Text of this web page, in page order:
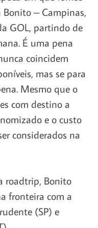
Bonito – Campinas,
GOL, partindo de
É uma pena
coincidem
mas se para
Mesmo que o
com destino a
e o custo
considerados na
roadtrip, Bonito
fronteira com a
(SP) e